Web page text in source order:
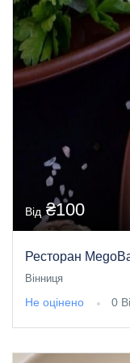
Від ₴100
Ресторан
Вінниця
Не оцінено 0